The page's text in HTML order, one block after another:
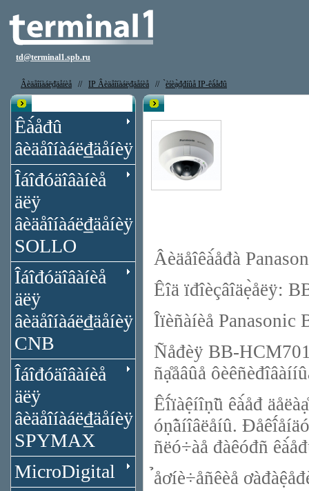
td@terminal1.spb.ru
Âèäåîíàáë₫äåíèå // IP Âèäåîíàáë₫äåíèå // ̀èíèạ̀₫đíûå IP-êà́åđû
Êà́åđû
âèäåîíàáë₫äåíèÿ
Îáîđóäîâàíèå
äëÿ
âèäåîíàáë₫äåíèÿ
SOLLO
Îáîđóäîâàíèå
äëÿ
âèäåîíàáë₫äåíèÿ
CNB
Îáîđóäîâàíèå
äëÿ
âèäåîíàáë₫äåíèÿ
SPYMAX
MicroDigital
Âèäåîêà́åđà
Êîä ïđîèçâîäẹ̀åëÿ:
Îïèñàíèå Panasonic
Ñåđèÿ BB-
ñạ̊åâûå
Êî́ïàệíîṇ̃ü êà́åđ
óṇ̃àíîâëåíû.
ñëó÷àå đàêóđñ
̉åơíè÷åñêèå